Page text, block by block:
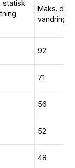
statisk
Maks. dyn.
vandring
92
71
56
52
48